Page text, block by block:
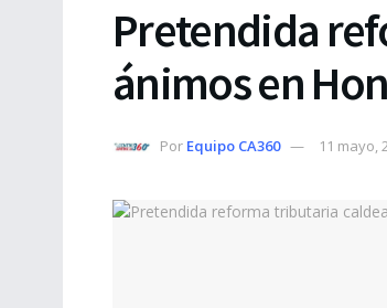
Pretendida
ánimos en
Por Equipo CA360 11 mayo,